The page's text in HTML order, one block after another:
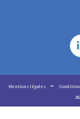
Mentions légales